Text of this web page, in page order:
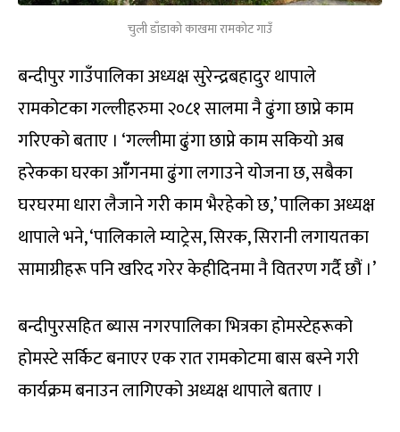
चुली डाँडाको काखमा रामकोट गाउँ
बन्दीपुर गाउँपालिका अध्यक्ष सुरेन्द्रबहादुर थापाले
रामकोटका गल्लीहरुमा २०८१ सालमा नै ढुंगा छाप्ने काम
गरिएको बताए । ‘गल्लीमा ढुंगा छाप्ने काम सकियो अब
हरेकका घरका आँँगनमा ढुंगा लगाउने योजना छ, सबैका
घरघरमा धारा लैजाने गरी काम भैरहेको छ,’ पालिका अध्यक्ष
थापाले भने, ‘पालिकाले म्याट्रेस, सिरक, सिरानी लगायतका
सामाग्रीहरू पनि खरिद गरेर केहीदिनमा नै वितरण गर्दै छौं ।’
बन्दीपुरसहित ब्यास नगरपालिका भित्रका होमस्टेहरूको
होमस्टे सर्किट बनाएर एक रात रामकोटमा बास बस्ने गरी
कार्यक्रम बनाउन लागिएको अध्यक्ष थापाले बताए ।